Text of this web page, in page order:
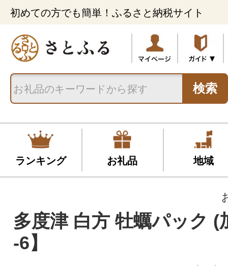
初めての方でも簡単！ふるさと納税サイト
検索
ランキング お礼品 地域
多度津 白方 牡蠣パック (
-6】